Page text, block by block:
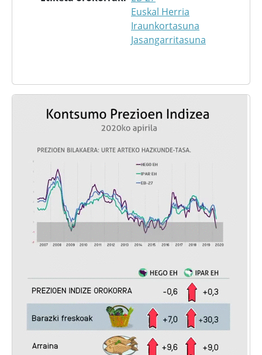
Euskal Herria
Iraunkortasuna
Jasangarritasuna